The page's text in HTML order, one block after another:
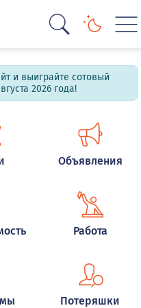
и выиграйте сотовый
2026 года!
Объявления
Работа
Потеряшки